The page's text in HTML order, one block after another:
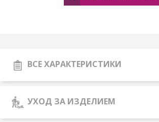
ВСЕ ХАРАКТЕРИСТИКИ
УХОД ЗА ИЗДЕЛИЕМ